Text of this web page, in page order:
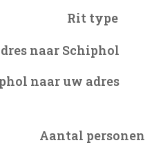
€359Rit type
naar Schiphol
naar uw adres
Aantal personen